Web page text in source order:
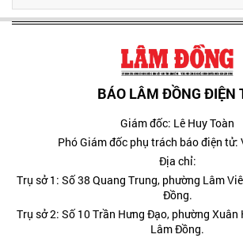
BÁO LÂM ĐỒNG ĐIỆN
Giám đốc: Lê Huy Toàn
Phó Giám đốc phụ trách báo điện tử:
Địa chỉ:
Trụ sở 1: Số 38 Quang Trung, phường Lâm
Đồng.
Trụ sở 2: Số 10 Trần Hưng Đạo, phường
Lâm Đồng.